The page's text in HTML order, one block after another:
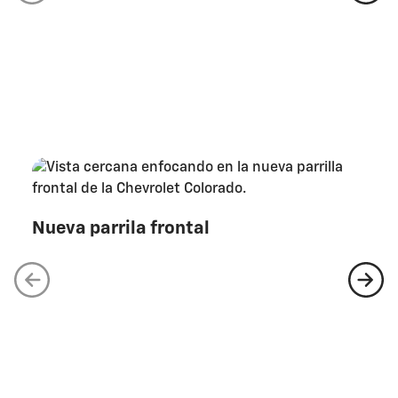
Nueva parrila frontal